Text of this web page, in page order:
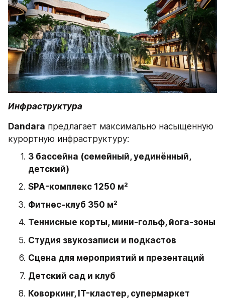
Инфраструктура
Dandara предлагает максимально насыщенную
курортную инфраструктуру:
3 бассейна (семейный, уединённый,
детский)
SPA-комплекс 1250 м²
Фитнес-клуб 350 м²
Теннисные корты, мини-гольф, йога-зоны
Студия звукозаписи и подкастов
Сцена для мероприятий и презентаций
Детский сад и клуб
Коворкинг, IT-кластер, супермаркет